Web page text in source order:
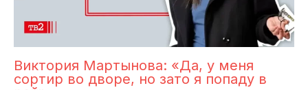
Виктория Мартынова: «Да, у меня
сортир во дворе, но зато я попаду в